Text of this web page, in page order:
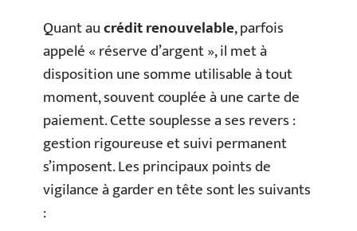
Quant aucrédit renouvelable, parfois
appelé « réserve d’argent », il met à
disposition une somme utilisable à tout
moment, souvent couplée à une carte de
paiement. Cette souplesse a ses revers :
gestion rigoureuse et suivi permanent
s’imposent. Les principaux points de
vigilance à garder en tête sont les suivants
: